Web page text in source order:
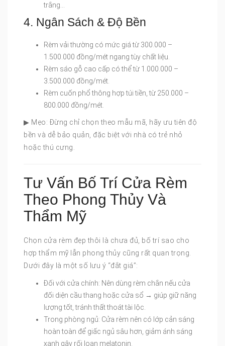
trắng…
4. Ngân Sách & Độ Bền
Rèm vải thường có mức giá từ 300.000 –
1.500.000 đồng/mét ngang tùy chất liệu.
Rèm sáo gỗ cao cấp có thể từ 1.000.000 –
3.500.000 đồng/mét.
Rèm cuốn phổ thông hợp túi tiền, từ 250.000 –
800.000 đồng/mét.
▶ Mẹo: Đừng chỉ chọn theo mẫu mã, hãy ưu tiên độ
bền và dễ bảo quản, đặc biệt với nhà có trẻ nhỏ
hoặc thú cưng.
Tư Vấn Bố Trí Cửa Rèm
Theo Phong Thủy Và
Thẩm Mỹ
Chọn cửa rèm đẹp thôi là chưa đủ, bố trí sao cho
hợp thẩm mỹ lẫn phong thủy cũng rất quan trọng.
Dưới đây là một số lưu ý “đắt giá”:
Đối với cửa chính: Nên dùng rèm chắn nếu cửa
đối diện cầu thang hoặc cửa sổ → giúp giữ năng
lượng tốt, tránh thất thoát tài lộc.
Trong phòng ngủ: Cửa rèm nên có lớp cản sáng
hoàn toàn để giấc ngủ sâu hơn, giảm ánh sáng
xanh gây rối loạn melatonin.